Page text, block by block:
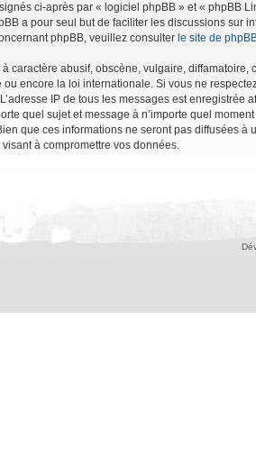
ci-après par « logiciel phpBB » et « phpBB
a pour seul but de faciliter les discussions sur
phpBB, veuillez consulter le site de
caractère abusif, obscène, vulgaire,
encore la loi internationale. Si vous ne
IP de tous les messages est
quel sujet et message à n’importe quel
que ces informations ne seront pas diffusées
à compromettre vos données.